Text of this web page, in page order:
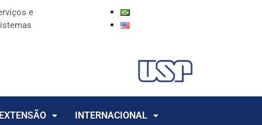
e
EXTENSÃO INTERNACIONAL